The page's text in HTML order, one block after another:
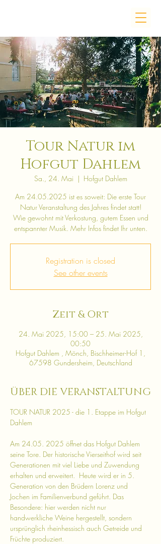
Tour Natur im
Hofgut Dahlem
Sa., 24. Mai
  |
Hofgut Dahlem
Am 24.05.2025 ist es soweit: Die erste Tour
Natur Veranstaltung des Jahres findet statt!
Wie gewohnt mit Verkostung, gutem Essen und
entspannter Musik. Mehr Infos findet Ihr unten.
Registration is closed
See other events
Zeit & Ort
24. Mai 2025, 15:00 – 25. Mai 2025,
00:50
Hofgut Dahlem , Mönch, Bischheimer-Hof 1,
67598 Gundersheim, Deutschland
ÜBER DIE VERANSTALTUNG
TOUR NATUR 2025 - die 1. Etappe im Hofgut
Dahlem
Am 24.05. 2025 öffnet das Hofgut Dahlem
seine Tore. Der historische Vierseithof wird seit
Generationen mit viel Liebe und Zuwendung
erhalten und erweitert.  Heute wird er in 5.
Generation von den Brüdern Lorenz und
Jochen im Familienverbund geführt. Das
Besondere: hier werden nicht nur
handwerkliche Weine hergestellt, sondern
ursprünglich rheinhessisch auch Getreide und
Früchte produziert.